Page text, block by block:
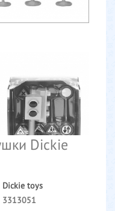
Dickie
Dickie toys
3313051